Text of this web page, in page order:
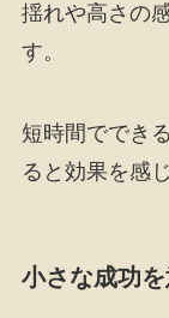
揺れや高さの
す。
短時間ででき
ると効果を感
小さな成功